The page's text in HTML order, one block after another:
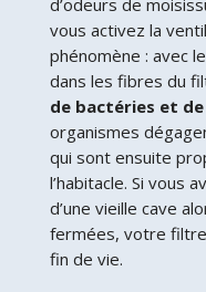
vous activez la
phénomène : avec
dans les fibres du
de bactéries et
organismes
qui sont ensuite
l’habitacle. Si vous
d’une vieille cave
fermées, votre
fin de vie.